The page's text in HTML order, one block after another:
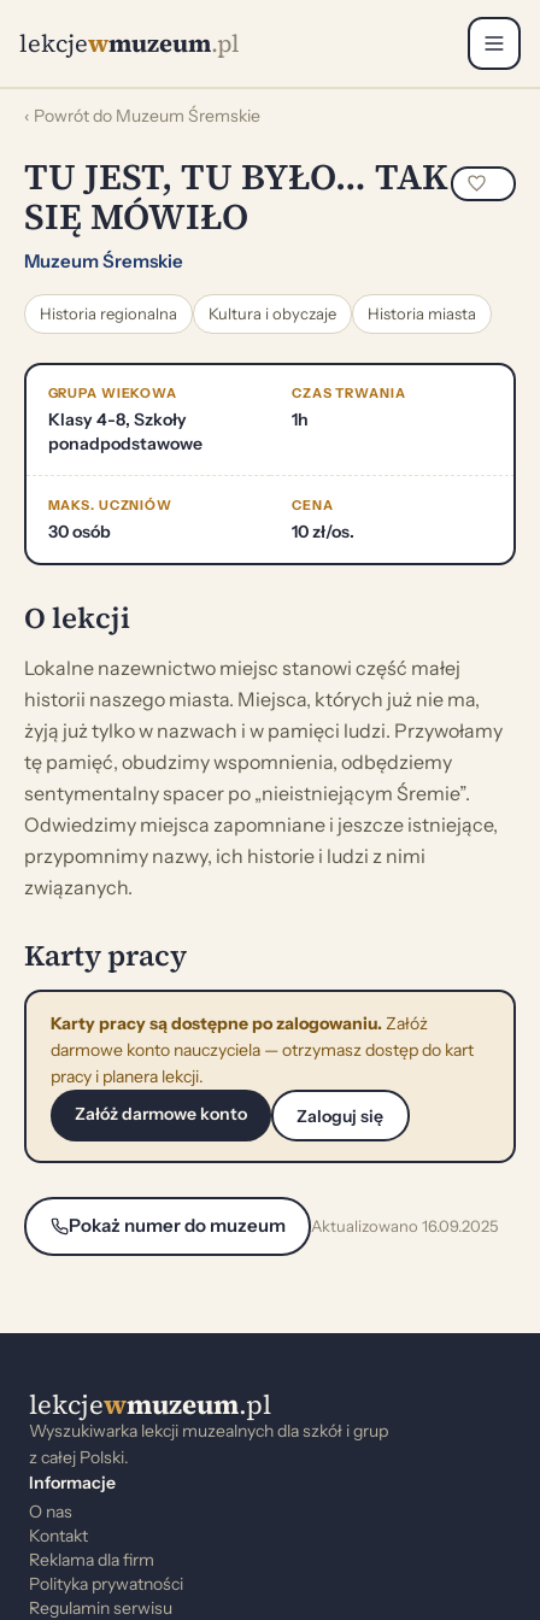
lekcjewmuzeum.pl
‹ Powrót do Muzeum Śremskie
TU JEST, TU BYŁO… TAK
SIĘ MÓWIŁO
Muzeum Śremskie
Historia regionalna Kultura i obyczaje Historia miasta
GRUPA WIEKOWA
Klasy 4-8, Szkoły
ponadpodstawowe
CZAS TRWANIA
1h
MAKS. UCZNIÓW
30 osób
CENA
10 zł/os.
O lekcji
Lokalne nazewnictwo miejsc stanowi część małej
historii naszego miasta. Miejsca, których już nie ma,
żyją już tylko w nazwach i w pamięci ludzi. Przywołamy
tę pamięć, obudzimy wspomnienia, odbędziemy
sentymentalny spacer po „nieistniejącym Śremie”.
Odwiedzimy miejsca zapomniane i jeszcze istniejące,
przypomnimy nazwy, ich historie i ludzi z nimi
związanych.
Karty pracy
Karty pracy są dostępne po zalogowaniu.Załóż
darmowe konto nauczyciela — otrzymasz dostęp do kart
pracy i planera lekcji.
Załóż darmowe konto
Zaloguj się
Pokaż numer do muzeum Aktualizowano 16.09.2025
lekcjewmuzeum.pl
Wyszukiwarka lekcji muzealnych dla szkół i grup
z całej Polski.
Informacje
O nas
Kontakt
Reklama dla firm
Polityka prywatności
Regulamin serwisu